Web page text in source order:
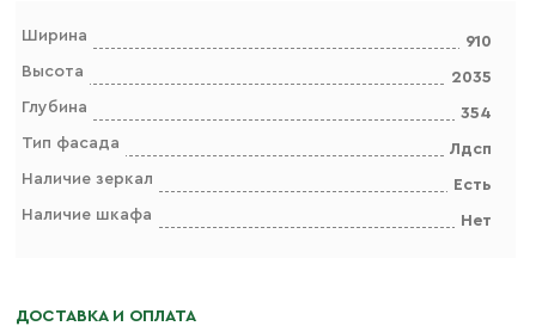
Ширина
910
Высота
2035
Глубина
354
Тип фасада
Лдсп
Наличие зеркал
Есть
Наличие шкафа
Нет
ДОСТАВКА И ОПЛАТА